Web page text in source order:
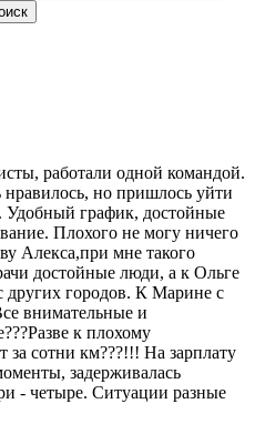
работали одной командой.
нравилось, но пришлось уйти
Удобный график, достойные
Плохого не могу ничего
Алекса,при мне такого
достойные люди, а к Ольге
городов. К Марине с
внимательные и
к плохому
за сотни км???!!! На зарплату
задерживалась
- четыре. Ситуации разные